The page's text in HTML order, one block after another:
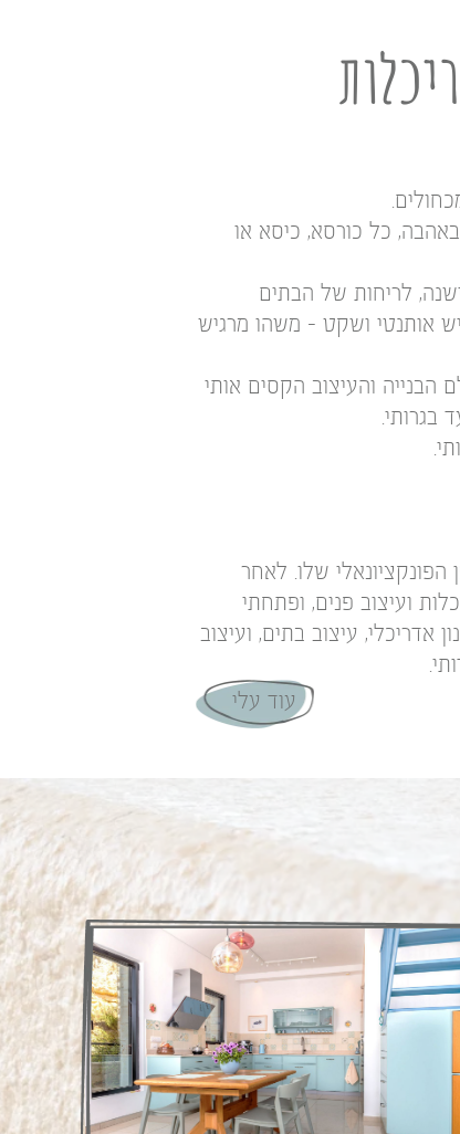
כל כורסא, כיסא או
לריחות של הבתים
אותנטי ושקט – משהו מרגיש
והעיצוב הקסים אותי
בגרותי.
שלו. לאחר
ועיצוב פנים, ופתחתי
אדריכלי, עיצוב בתים, ועיצוב
עוד עלי